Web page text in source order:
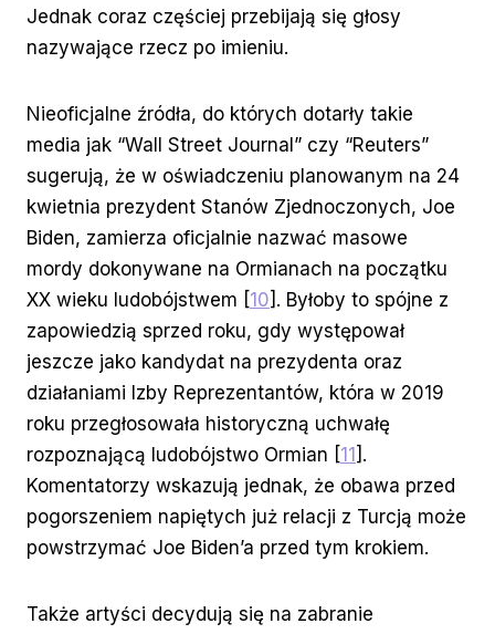
Jednak coraz częściej przebijają się głosy
nazywające rzecz po imieniu.
Nieoficjalne źródła, do których dotarły takie
media jak “Wall Street Journal” czy “Reuters”
sugerują, że w oświadczeniu planowanym na 24
kwietnia prezydent Stanów Zjednoczonych, Joe
Biden, zamierza oficjalnie nazwać masowe
mordy dokonywane na Ormianach na początku
XX wieku ludobójstwem [10]. Byłoby to spójne z
zapowiedzią sprzed roku, gdy występował
jeszcze jako kandydat na prezydenta oraz
działaniami Izby Reprezentantów, która w 2019
roku przegłosowała historyczną uchwałę
rozpoznającą ludobójstwo Ormian [11].
Komentatorzy wskazują jednak, że obawa przed
pogorszeniem napiętych już relacji z Turcją może
powstrzymać Joe Biden’a przed tym krokiem.
Także artyści decydują się na zabranie